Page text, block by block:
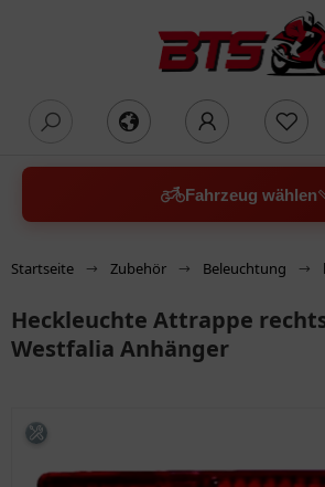
Fahrzeug wählen
Startseite Zubehör Beleuchtung
Heckleuchte Attrappe
Westfalia Anhänger